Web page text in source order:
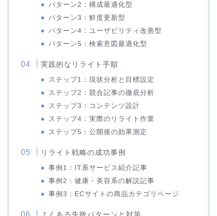
パターン2：構成最適化型
パターン3：鮮度更新型
パターン4：ユーザビリティ改善型
パターン5：検索意図最適化型
実践的なリライト手順
ステップ1：現状分析と目標設定
ステップ2：競合記事の徹底分析
ステップ3：コンテンツ設計
ステップ4：実際のリライト作業
ステップ5：公開後の効果測定
リライト戦略の成功事例
事例1：IT系サービス紹介記事
事例2：健康・美容系の解説記事
事例3：ECサイトの商品カテゴリページ